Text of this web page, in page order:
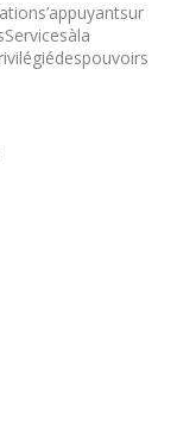
s’appuyant sur
à la
des pouvoirs